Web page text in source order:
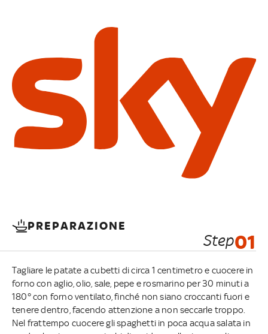
PREPARAZIONE
Step01
Tagliare le patate a cubetti di circa 1 centimetro e cuocere in
forno con aglio, olio, sale, pepe e rosmarino per 30 minuti a
180° con forno ventilato, finché non siano croccanti fuori e
tenere dentro, facendo attenzione a non seccarle troppo.
Nel frattempo cuocere gli spaghetti in poca acqua salata in